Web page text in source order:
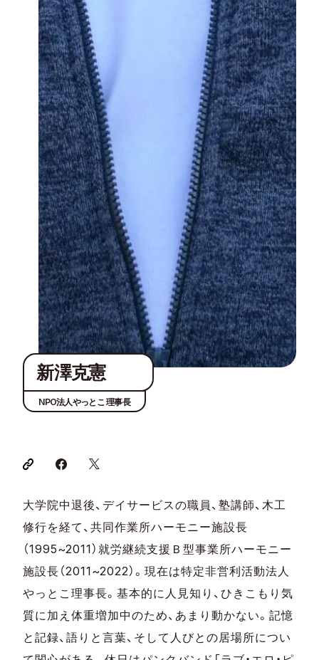
新澤克憲
NPO法人やっとこ 理事長
大学院中退後、デイサービスの職員、塾講師、木工
修行を経て、共同作業所ハーモニー施設長
（1995~2011）就労継続支援Ｂ型事業所ハーモニー
施設長（2011~2022）。現在は特定非営利活動法人
やっとこ理事長。基本的に人見知り、ひきこもり気
質に加え体重増加中のため、あまり動かない。記憶
と記録、語りと言葉、そして人びとの居場所につい